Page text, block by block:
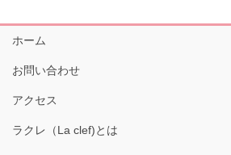
ホーム
お問い合わせ
アクセス
ラクレ（La clef)とは